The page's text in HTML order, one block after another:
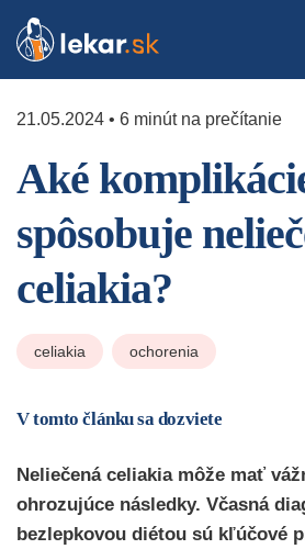
21.05.2024 • 6 minút na prečítanie
Aké
spôsobuje
celiakia?
celiakia ochorenia
V tomto článku sa dozviete
Neliečená celiakia môže mať
ohrozujúce následky. Včasná
bezlepkovou diétou sú kľúčové